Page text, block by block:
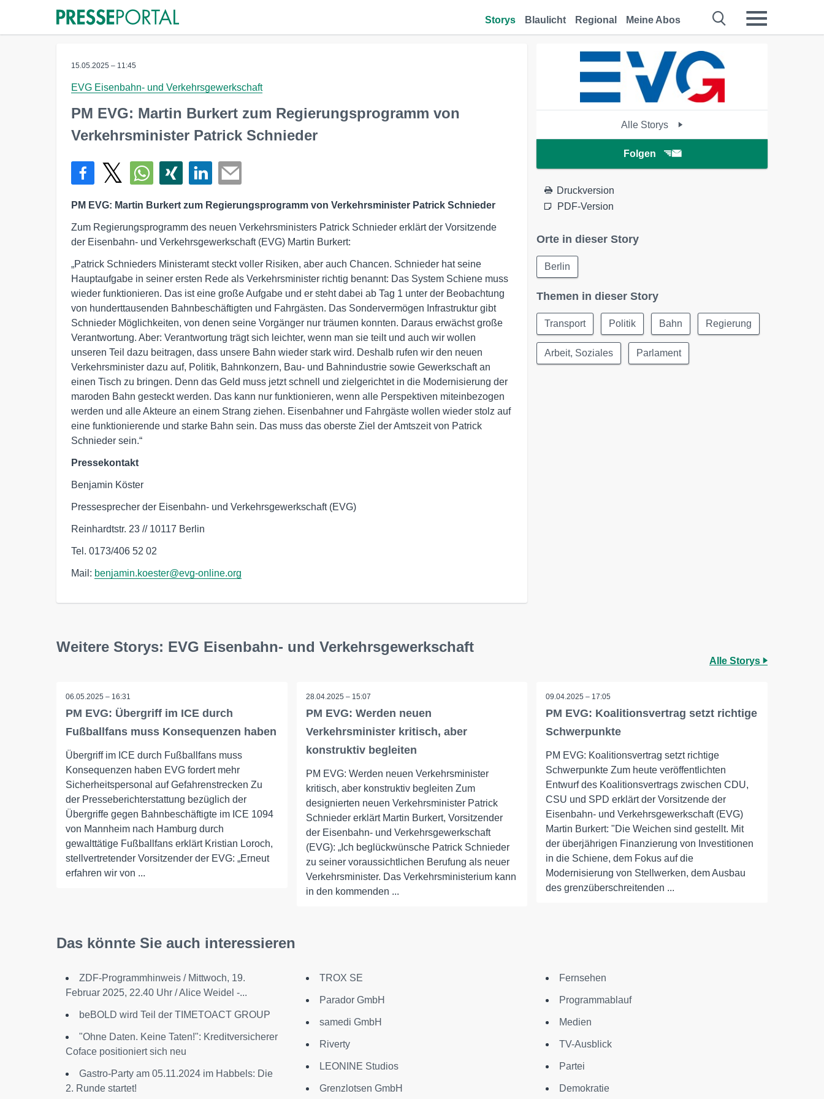
Storys Blaulicht Regional Meine Abos
15.05.2025 – 11:45
EVG Eisenbahn- und Verkehrsgewerkschaft
PM EVG: Martin Burkert zum Regierungsprogramm von
Verkehrsminister Patrick Schnieder
PM EVG: Martin Burkert zum Regierungsprogramm von Verkehrsminister Patrick Schnieder
Zum Regierungsprogramm des neuen Verkehrsministers Patrick Schnieder erklärt der Vorsitzende
der Eisenbahn- und Verkehrsgewerkschaft (EVG) Martin Burkert:
„Patrick Schnieders Ministeramt steckt voller Risiken, aber auch Chancen. Schnieder hat seine
Hauptaufgabe in seiner ersten Rede als Verkehrsminister richtig benannt: Das System Schiene muss
wieder funktionieren. Das ist eine große Aufgabe und er steht dabei ab Tag 1 unter der Beobachtung
von hunderttausenden Bahnbeschäftigten und Fahrgästen. Das Sondervermögen Infrastruktur gibt
Schnieder Möglichkeiten, von denen seine Vorgänger nur träumen konnten. Daraus erwächst große
Verantwortung. Aber: Verantwortung trägt sich leichter, wenn man sie teilt und auch wir wollen
unseren Teil dazu beitragen, dass unsere Bahn wieder stark wird. Deshalb rufen wir den neuen
Verkehrsminister dazu auf, Politik, Bahnkonzern, Bau- und Bahnindustrie sowie Gewerkschaft an
einen Tisch zu bringen. Denn das Geld muss jetzt schnell und zielgerichtet in die Modernisierung der
maroden Bahn gesteckt werden. Das kann nur funktionieren, wenn alle Perspektiven miteinbezogen
werden und alle Akteure an einem Strang ziehen. Eisenbahner und Fahrgäste wollen wieder stolz auf
eine funktionierende und starke Bahn sein. Das muss das oberste Ziel der Amtszeit von Patrick
Schnieder sein.“
Pressekontakt
Benjamin Köster
Pressesprecher der Eisenbahn- und Verkehrsgewerkschaft (EVG)
Reinhardtstr. 23 // 10117 Berlin
Tel. 0173/406 52 02
Mail: benjamin.koester@evg-online.org
Alle Storys
Folgen
Druckversion
PDF-Version
Orte in dieser Story
Berlin
Themen in dieser Story
Transport Politik Bahn Regierung
Arbeit, Soziales Parlament
Weitere Storys: EVG Eisenbahn- und Verkehrsgewerkschaft
Alle Storys
06.05.2025 – 16:31
PM EVG: Übergriff im ICE durch
Fußballfans muss Konsequenzen haben
Übergriff im ICE durch Fußballfans muss
Konsequenzen haben EVG fordert mehr
Sicherheitspersonal auf Gefahrenstrecken Zu
der Presseberichterstattung bezüglich der
Übergriffe gegen Bahnbeschäftigte im ICE 1094
von Mannheim nach Hamburg durch
gewalttätige Fußballfans erklärt Kristian Loroch,
stellvertretender Vorsitzender der EVG: „Erneut
erfahren wir von ...
28.04.2025 – 15:07
PM EVG: Werden neuen
Verkehrsminister kritisch, aber
konstruktiv begleiten
PM EVG: Werden neuen Verkehrsminister
kritisch, aber konstruktiv begleiten Zum
designierten neuen Verkehrsminister Patrick
Schnieder erklärt Martin Burkert, Vorsitzender
der Eisenbahn- und Verkehrsgewerkschaft
(EVG): „Ich beglückwünsche Patrick Schnieder
zu seiner voraussichtlichen Berufung als neuer
Verkehrsminister. Das Verkehrsministerium kann
in den kommenden ...
09.04.2025 – 17:05
PM EVG: Koalitionsvertrag setzt richtige
Schwerpunkte
PM EVG: Koalitionsvertrag setzt richtige
Schwerpunkte Zum heute veröffentlichten
Entwurf des Koalitionsvertrags zwischen CDU,
CSU und SPD erklärt der Vorsitzende der
Eisenbahn- und Verkehrsgewerkschaft (EVG)
Martin Burkert: "Die Weichen sind gestellt. Mit
der überjährigen Finanzierung von Investitionen
in die Schiene, dem Fokus auf die
Modernisierung von Stellwerken, dem Ausbau
des grenzüberschreitenden ...
Das könnte Sie auch interessieren
ZDF-Programmhinweis / Mittwoch, 19.
Februar 2025, 22.40 Uhr / Alice Weidel -...
beBOLD wird Teil der TIMETOACT GROUP
"Ohne Daten. Keine Taten!": Kreditversicherer
Coface positioniert sich neu
Gastro-Party am 05.11.2024 im Habbels: Die
2. Runde startet!
TROX SE
Parador GmbH
samedi GmbH
Riverty
LEONINE Studios
Grenzlotsen GmbH
Fernsehen
Programmablauf
Medien
TV-Ausblick
Partei
Demokratie